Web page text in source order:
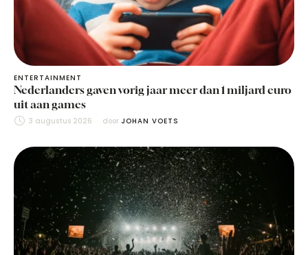
ENTERTAINMENT
Nederlanders gaven vorig jaar meer dan 1 miljard euro
uit aan games
3 augustus 2026 door JOHAN VOETS